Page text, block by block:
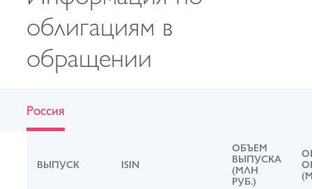
облигациям в
обращении
Россия
ВЫПУСК ISIN
ОБЪЕМ
ВЫПУСКА
(МЛН
РУБ.)